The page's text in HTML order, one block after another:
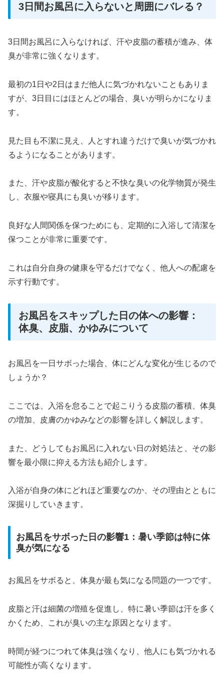
3日間お風呂に入らないと周囲にバレる？
3日間お風呂に入らなければ、汗や皮脂の蓄積が進み、体
臭が非常に強くなります。
最初の1日や2日はまだ他人に気づかれないこともありま
すが、3日目にはほとんどの場合、臭いが明らかになりま
す。
見た目も不潔に見え、人とすれ違うだけで臭いが気づかれ
るようになることがあります。
また、汗や皮脂が酸化すると不快な臭いの化学物質が発生
し、衣服や寝具にも臭いが移ります。
良好な人間関係を保つためにも、定期的に入浴して清潔を
保つことが非常に重要です。
これは自分自身の健康を守るだけでなく、他人への配慮を
示す行動です。
お風呂をスキップした日の体への影響：
体臭、皮脂、かゆみについて
お風呂を一日サボった場合、体にどんな変化が生じるので
しょうか？
ここでは、入浴を怠ることで起こりうる皮脂の蓄積、体臭
の増加、皮膚のかゆみなどの影響を詳しく解説します。
また、どうしてもお風呂に入れない日の対処法と、その影
響を最小限に抑える方法も紹介します。
入浴が自身の体にどれほど重要なのか、その理由とともに
深掘りしていきます。
お風呂をサボった日の影響1：暑い季節は特に体
臭が気になる
お風呂をサボると、体臭が最も気になる問題の一つです。
皮脂と汗は細菌の増殖を促進し、特に暑い季節は汗を多く
かくため、これが臭いの主な原因となります。
時間が経つにつれて体臭は強くなり、他人にも気づかれる
可能性が高くなります。